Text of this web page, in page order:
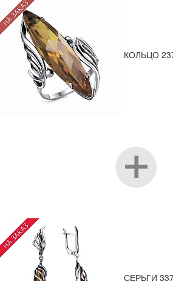
КОЛЬЦО
СЕРЬГИ